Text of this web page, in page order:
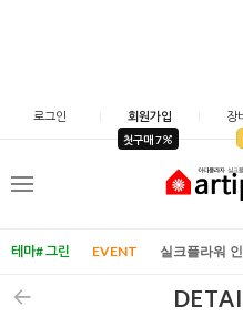
로그인 회원가입
첫구매 7
장
메
테마# 그린 EVENT 실크플라워